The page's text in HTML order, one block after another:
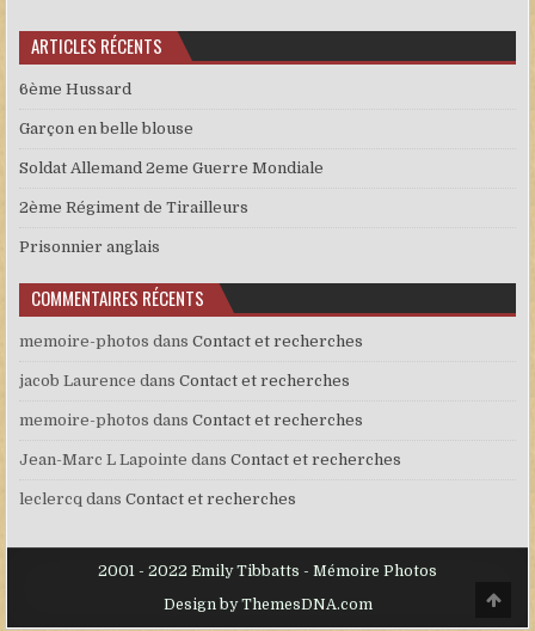
ARTICLES RÉCENTS
6ème Hussard
Garçon en belle blouse
Soldat Allemand 2eme Guerre Mondiale
2ème Régiment de Tirailleurs
Prisonnier anglais
COMMENTAIRES RÉCENTS
memoire-photos dansContact et recherches
jacob Laurence dansContact et recherches
memoire-photos dansContact et recherches
Jean-Marc L Lapointe dansContact et recherches
leclercq dansContact et recherches
2001 - 2022 Emily Tibbatts - Mémoire Photos
Design by ThemesDNA.com